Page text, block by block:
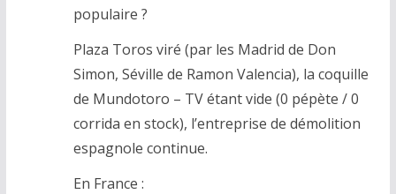
populaire ?
Plaza Toros viré (par les Madrid de Don
Simon, Séville de Ramon Valencia), la coquille
de Mundotoro – TV étant vide (0 pépète / 0
corrida en stock), l’entreprise de démolition
espagnole continue.
En France :